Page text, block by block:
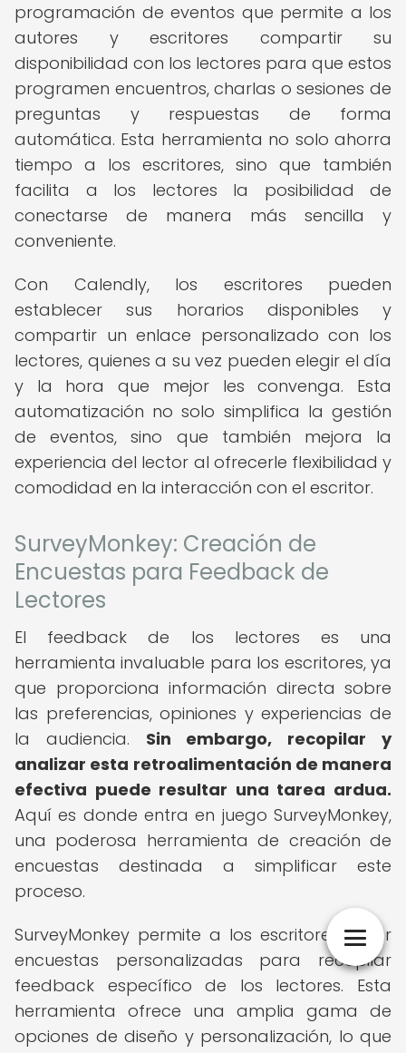
programación de eventos que permite a los
autores y escritores compartir su
disponibilidad con los lectores para que estos
programen encuentros, charlas o sesiones de
preguntas y respuestas de forma
automática. Esta herramienta no solo ahorra
tiempo a los escritores, sino que también
facilita a los lectores la posibilidad de
conectarse de manera más sencilla y
conveniente.
Con Calendly, los escritores pueden
establecer sus horarios disponibles y
compartir un enlace personalizado con los
lectores, quienes a su vez pueden elegir el día
y la hora que mejor les convenga. Esta
automatización no solo simplifica la gestión
de eventos, sino que también mejora la
experiencia del lector al ofrecerle flexibilidad y
comodidad en la interacción con el escritor.
SurveyMonkey: Creación de
Encuestas para Feedback de
Lectores
El feedback de los lectores es una
herramienta invaluable para los escritores, ya
que proporciona información directa sobre
las preferencias, opiniones y experiencias de
la audiencia. Sin embargo, recopilar y
analizar esta retroalimentación de manera
efectiva puede resultar una tarea ardua.
Aquí es donde entra en juego SurveyMonkey,
una poderosa herramienta de creación de
encuestas destinada a simplificar este
proceso.
SurveyMonkey permite a los escritores crear
encuestas personalizadas para recopilar
feedback específico de los lectores. Esta
herramienta ofrece una amplia gama de
opciones de diseño y personalización, lo que